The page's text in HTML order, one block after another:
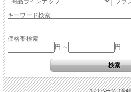
キーワード検索
価格帯検索
円 ～
円
1 / 1ページ（全4